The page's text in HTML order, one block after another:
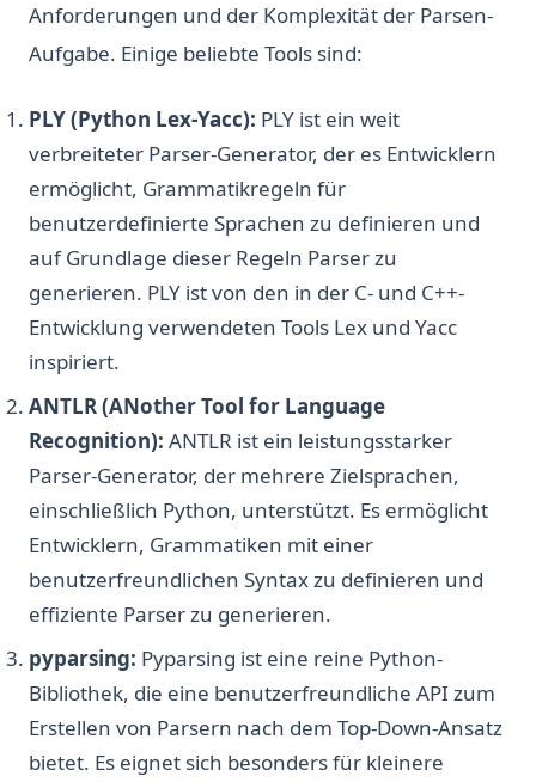
Anforderungen und der Komplexität der Parsen-
Aufgabe. Einige beliebte Tools sind:
PLY (Python Lex-Yacc): PLY ist ein weit
verbreiteter Parser-Generator, der es Entwicklern
ermöglicht, Grammatikregeln für
benutzerdefinierte Sprachen zu definieren und
auf Grundlage dieser Regeln Parser zu
generieren. PLY ist von den in der C- und C++-
Entwicklung verwendeten Tools Lex und Yacc
inspiriert.
ANTLR (ANother Tool for Language
Recognition): ANTLR ist ein leistungsstarker
Parser-Generator, der mehrere Zielsprachen,
einschließlich Python, unterstützt. Es ermöglicht
Entwicklern, Grammatiken mit einer
benutzerfreundlichen Syntax zu definieren und
effiziente Parser zu generieren.
pyparsing: Pyparsing ist eine reine Python-
Bibliothek, die eine benutzerfreundliche API zum
Erstellen von Parsern nach dem Top-Down-Ansatz
bietet. Es eignet sich besonders für kleinere